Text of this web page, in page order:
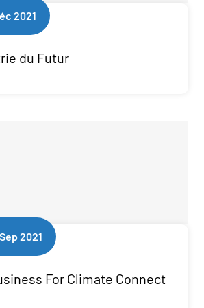
du Futur
2021
For Climate Connect
2021